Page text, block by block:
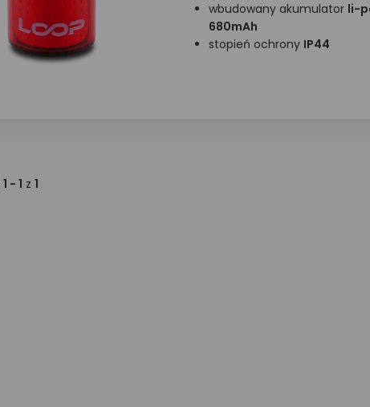
wbudowany akumulator li-
680mAh
stopień ochrony IP44
1 - 1 z 1